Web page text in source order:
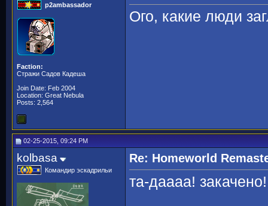
p2ambassador
Faction:
Стражи Садов Кадеша
Join Date: Feb 2004
Location: Great Nebula
Posts: 2,564
Ого, какие люди
02-25-2015, 09:24 PM
kolbasa
Командир эскадрильи
Re: Homeworld
та-даааа! закачено!